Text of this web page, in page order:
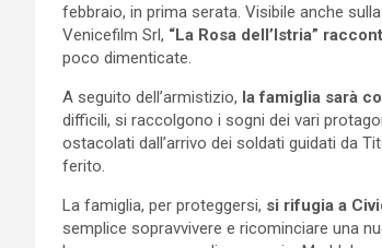
febbraio, in prima serata. Visibile anche
Venicefilm Srl, “La Rosa dell’Istria”
poco dimenticate.
A seguito dell’armistizio, la famiglia sarà
difficili, si raccolgono i sogni dei vari
ostacolati dall’arrivo dei soldati guidati da
ferito.
La famiglia, per proteggersi, si rifugia a
semplice sopravvivere e ricominciare una